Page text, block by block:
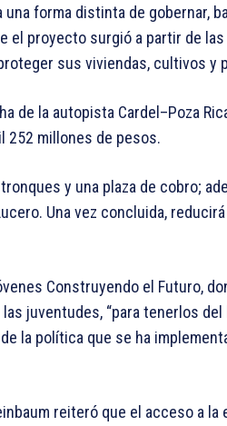
forma distinta de gobernar,
el proyecto surgió a partir de las
sus viviendas, cultivos y
de la autopista Cardel–Poza
252 millones de pesos.
y una plaza de cobro;
Una vez concluida,
Construyendo el Futuro,
juventudes, “para tenerlos del
la política que se ha
reiteró que el acceso a la